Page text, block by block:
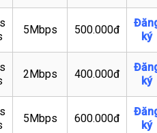
5Mbps 500.000đ
ký
2Mbps 400.000đ
ký
5Mbps 600.000đ
ký